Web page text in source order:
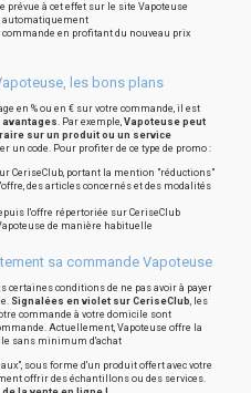
prévue à cet effet sur le site Vapoteuse
automatiquement
en profitant du nouveau prix
les bons plans
en % ou en € sur votre commande, il est
. Par exemple, Vapoteuse peut
sur un produit ou un service
un code. Pour profiter de ce type de promo :
CeriseClub, portant la mention "réductions"
des articles concernés et des modalités
l'offre répertoriée sur CeriseClub
de manière habituelle
sa commande Vapoteuse
certaines conditions de ne pas avoir à payer
Signalées en violet sur CeriseClub, les
commande à votre domicile sont
Actuellement, Vapoteuse offre la
sans minimum d'achat
sous forme d'un produit offert avec votre
offrir des échantillons ou des services.